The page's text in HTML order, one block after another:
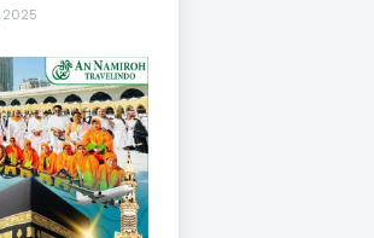
2025